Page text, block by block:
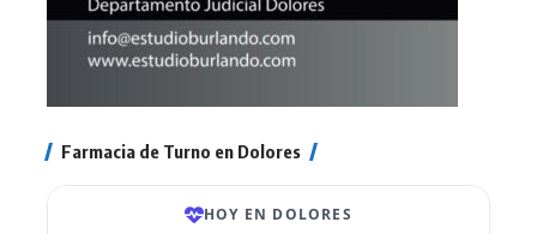
Farmacia de Turno en Dolores